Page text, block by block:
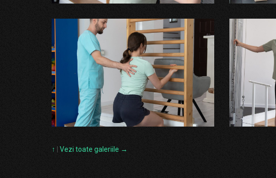
↑ Vezi toate galeriile →